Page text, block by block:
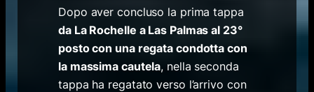
Dopo aver concluso la prima tappa
da La Rochelle a Las Palmas al 23°
posto con una regata condotta con
la massima cautela, nella seconda
tappa ha regatato verso l’arrivo con